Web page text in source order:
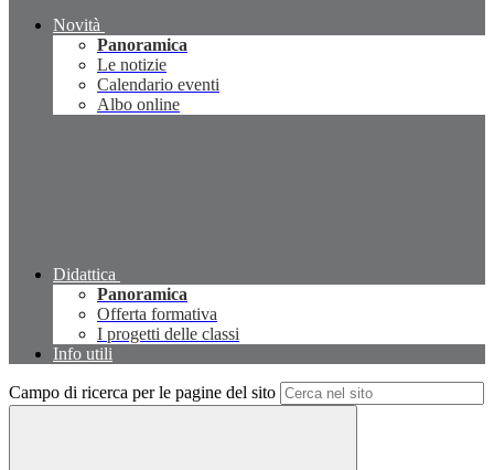
Novità
Panoramica
Le notizie
Calendario eventi
Albo online
Didattica
Panoramica
Offerta formativa
I progetti delle classi
Info utili
Campo di ricerca per le pagine del sito